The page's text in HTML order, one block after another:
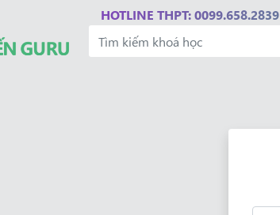
HOTLINE THPT: 0099.658.2839